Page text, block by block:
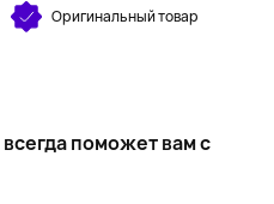
Оригинальный товар
всегда поможет вам с